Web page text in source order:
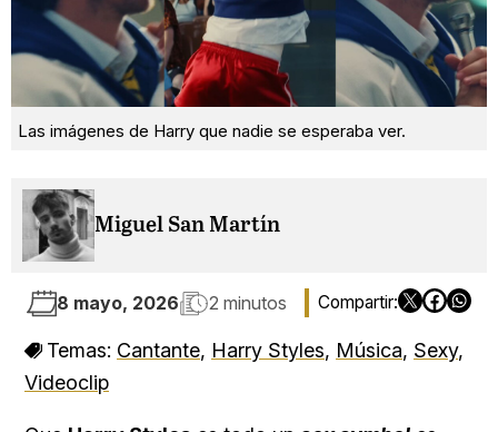
Las imágenes de Harry que nadie se esperaba ver.
Miguel San Martín
8 mayo, 2026 2 minutos
Temas: Cantante, Harry Styles, Música, Sexy,
Videoclip